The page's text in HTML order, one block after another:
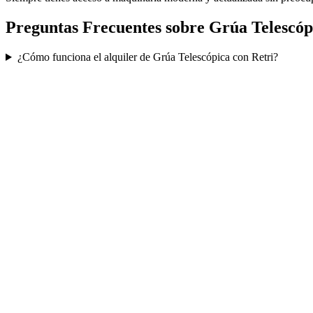
Preguntas Frecuentes sobre Grúa
¿Cómo funciona el alquiler de Grúa Telescópica con Retri?